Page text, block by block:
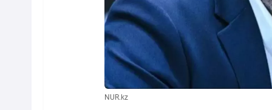
NUR.kz